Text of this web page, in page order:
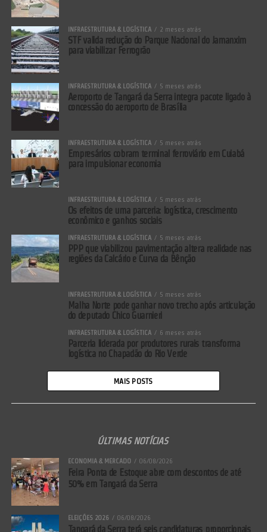
INFRAESTRUTURA & LOGÍSTICA 2 meses atrás
STF valida redução do Parque Nacional do Jamanxim
para viabilizar Ferrogrão
INFRAESTRUTURA & LOGÍSTICA 5 meses atrás
Aeroporto de Tangará da Serra integra pacote ligado à
concessão do aeroporto de Brasília
INFRAESTRUTURA & LOGÍSTICA 5 meses atrás
Empresários cobram terminal ferroviário em Cuiabá
para impulsionar economia
INFRAESTRUTURA & LOGÍSTICA 5 meses atrás
Os efeitos de uma parceria: logística, crescimento
econômico e ganhos sociais
INFRAESTRUTURA & LOGÍSTICA 5 meses atrás
PPP que viabilizou pavimentação altera realidade nas
regiões da Calcário e Curva da Bênção
INFRAESTRUTURA & LOGÍSTICA 5 meses atrás
Malha Norte pode ganhar novo trecho após articulação
do deputado Chico Guarnieri
INFRAESTRUTURA & LOGÍSTICA 6 meses atrás
Parceria liderada por produtores rurais transforma
logística no Chapadão do Rio Verde
MAIS POSTS
ÚLTIMAS NOTÍCIAS
ECONOMIA & MERCADO 06/08/2026
Feira Ponta de Estoque abre com descontos de até
50% em Tangará da Serra
ELEIÇÕES 2026 06/08/2026
Tangará da Serra terá seis candidaturas proporcionais